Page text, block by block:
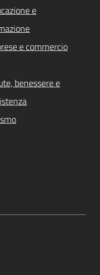
e
e commercio
benessere e